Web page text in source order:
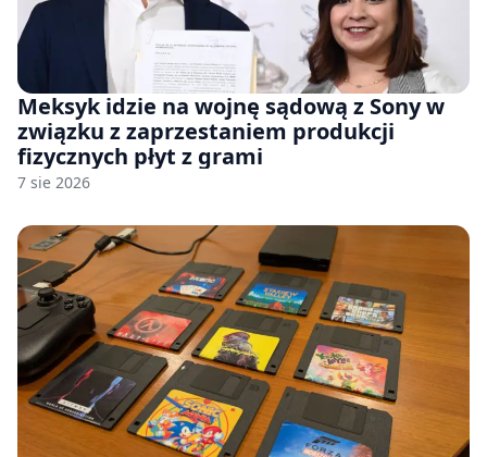
Meksyk idzie na wojnę sądową z Sony w
związku z zaprzestaniem produkcji
fizycznych płyt z grami
7 sie 2026